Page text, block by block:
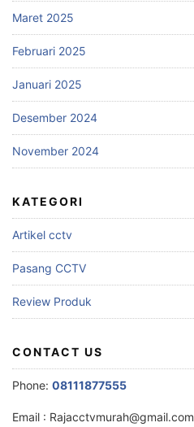
Maret 2025
Februari 2025
Januari 2025
Desember 2024
November 2024
KATEGORI
Artikel cctv
Pasang CCTV
Review Produk
CONTACT US
Phone: 08111877555
Email : Rajacctvmurah@gmail.com